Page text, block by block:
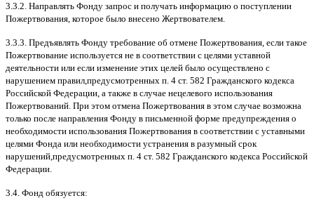
3.3.2. Направлять Фонду запрос и получать информацию о поступлении
Пожертвования которое было внесено Жертвователем
3.3.3. Предъявлять Фонду требование об отмене Пожертвования если такое
Пожертвование используется не в соответствии с целями уставной
деятельности или если изменение этих целей было осуществлено с
нарушением правил предусмотренных п . 4 ст. 582 Гражданского кодекса
Российской Федерации а также в случае нецелевого использования
Пожертвований При этом отмена Пожертвования в этом случае возможна
только после направления Фонду в письменной форме предупреждения о
необходимости использования Пожертвования в соответствии с уставными
целями Фонда или необходимости устранения в разумный срок
нарушений предусмотренных п . 4 ст. 582 Гражданского кодекса Российской
Федерации
3.4. Фонд обязуется: